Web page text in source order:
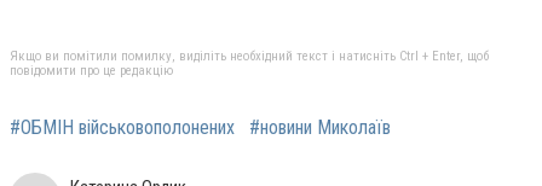
Якщо ви помітили помилку, виділіть необхідний текст і натисніть Ctrl + Enter, щоб
повідомити про це редакцію
#ОБМІН військовополонених #новини Миколаїв